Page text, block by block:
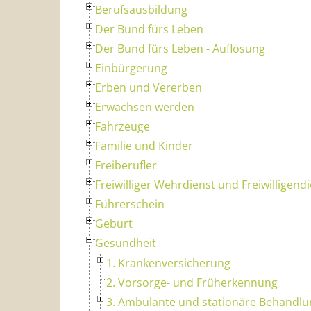
Berufsausbildung
Der Bund fürs Leben
Der Bund fürs Leben - Auflösung
Einbürgerung
Erben und Vererben
Erwachsen werden
Fahrzeuge
Familie und Kinder
Freiberufler
Freiwilliger Wehrdienst und
Führerschein
Geburt
Gesundheit
1. Krankenversicherung
2. Vorsorge- und Früherkennung
3. Ambulante und stationäre